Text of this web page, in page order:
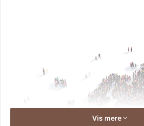
Vis mere